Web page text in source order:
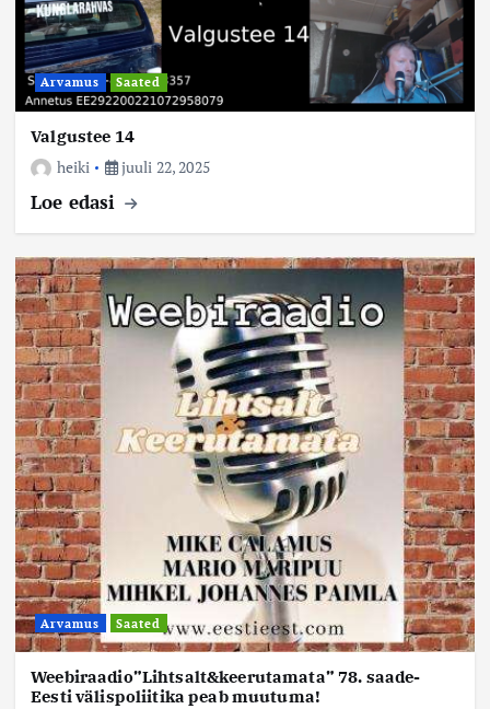
Arvamus Saated
Valgustee 14
heiki
juuli 22, 2025
Loe edasi
Arvamus Saated
Weebiraadio”Lihtsalt&keerutamata” 78. saade-
Eesti välispoliitika peab muutuma!